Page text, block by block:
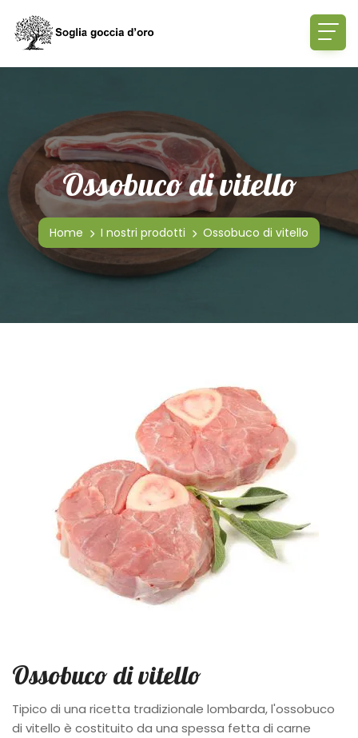
Ossobuco di vitello
Home I nostri prodotti Ossobuco di vitello
Ossobuco di vitello
Tipico di una ricetta tradizionale lombarda, l'ossobuco
di vitello è costituito da una spessa fetta di carne